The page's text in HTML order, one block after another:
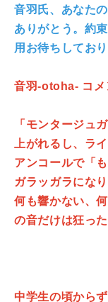
音羽氏、あなた
ありがとう。約
用お待ちしており
音羽-otoha- コメ
「モンタージュ
上がれるし、ラ
アンコールで「
ガラッガラにな
何も響かない、
の音だけは狂っ
中学生の頃から